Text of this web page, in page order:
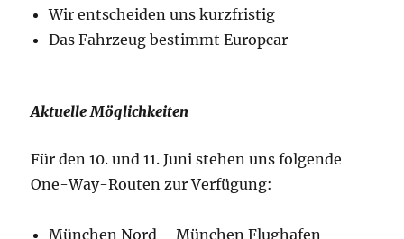
Wir entscheiden uns kurzfristig
Das Fahrzeug bestimmt Europcar
Aktuelle Möglichkeiten
Für den 10. und 11. Juni stehen uns folgende
One-Way-Routen zur Verfügung:
München Nord – München Flughafen